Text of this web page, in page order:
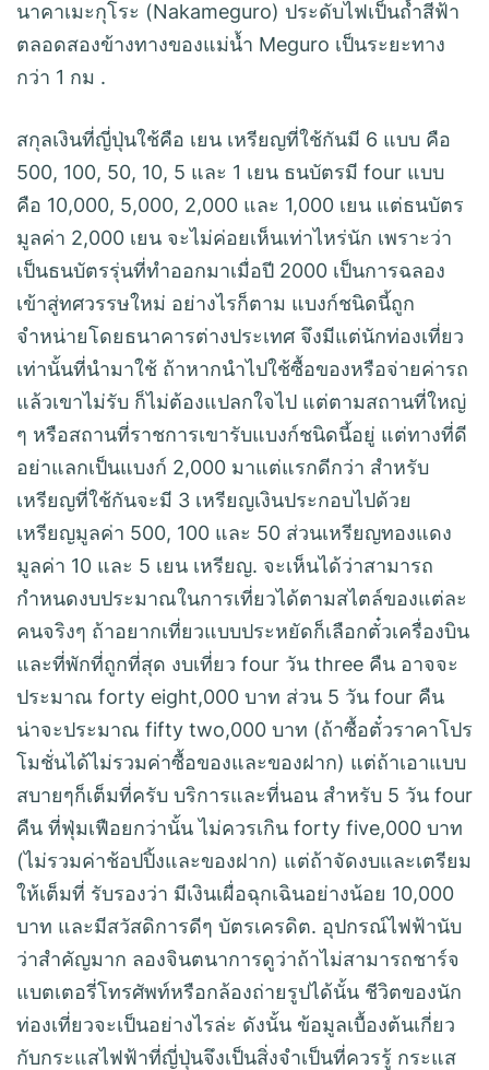
นาคาเมะกุโระ (Nakameguro) ประดับไฟเป็นถ้ำสีฟ้า
ตลอดสองข้างทางของแม่น้ำ Meguro เป็นระยะทาง
กว่า 1 กม .
สกุลเงินที่ญี่ปุ่นใช้คือ เยน เหรียญที่ใช้กันมี 6 แบบ คือ
500, 100, 50, 10, 5 และ 1 เยน ธนบัตรมี four แบบ
คือ 10,000, 5,000, 2,000 และ 1,000 เยน แต่ธนบัตร
มูลค่า 2,000 เยน จะไม่ค่อยเห็นเท่าไหร่นัก เพราะว่า
เป็นธนบัตรรุ่นที่ทำออกมาเมื่อปี 2000 เป็นการฉลอง
เข้าสู่ทศวรรษใหม่ อย่างไรก็ตาม แบงก์ชนิดนี้ถูก
จำหน่ายโดยธนาคารต่างประเทศ จึงมีแต่นักท่องเที่ยว
เท่านั้นที่นำมาใช้ ถ้าหากนำไปใช้ซื้อของหรือจ่ายค่ารถ
แล้วเขาไม่รับ ก็ไม่ต้องแปลกใจไป แต่ตามสถานที่ใหญ่
ๆ หรือสถานที่ราชการเขารับแบงก์ชนิดนี้อยู่ แต่ทางที่ดี
อย่าแลกเป็นแบงก์ 2,000 มาแต่แรกดีกว่า สำหรับ
เหรียญที่ใช้กันจะมี 3 เหรียญเงินประกอบไปด้วย
เหรียญมูลค่า 500, 100 และ 50 ส่วนเหรียญทองแดง
มูลค่า 10 และ 5 เยน เหรียญ. จะเห็นได้ว่าสามารถ
กำหนดงบประมาณในการเที่ยวได้ตามสไตล์ของแต่ละ
คนจริงๆ ถ้าอยากเที่ยวแบบประหยัดก็เลือกตั๋วเครื่องบิน
และที่พักที่ถูกที่สุด งบเที่ยว four วัน three คืน อาจจะ
ประมาณ forty eight,000 บาท ส่วน 5 วัน four คืน
น่าจะประมาณ fifty two,000 บาท (ถ้าซื้อตั๋วราคาโปร
โมชั่นได้ไม่รวมค่าซื้อของและของฝาก) แต่ถ้าเอาแบบ
สบายๆก็เต็มที่ครับ บริการและที่นอน สำหรับ 5 วัน four
คืน ที่ฟุ่มเฟือยกว่านั้น ไม่ควรเกิน forty five,000 บาท
(ไม่รวมค่าช้อปปิ้งและของฝาก) แต่ถ้าจัดงบและเตรียม
ให้เต็มที่ รับรองว่า มีเงินเผื่อฉุกเฉินอย่างน้อย 10,000
บาท และมีสวัสดิการดีๆ บัตรเครดิต. อุปกรณ์ไฟฟ้านับ
ว่าสำคัญมาก ลองจินตนาการดูว่าถ้าไม่สามารถชาร์จ
แบตเตอรี่โทรศัพท์หรือกล้องถ่ายรูปได้นั้น ชีวิตของนัก
ท่องเที่ยวจะเป็นอย่างไรล่ะ ดังนั้น ข้อมูลเบื้องต้นเกี่ยว
กับกระแสไฟฟ้าที่ญี่ปุ่นจึงเป็นสิ่งจำเป็นที่ควรรู้ กระแส